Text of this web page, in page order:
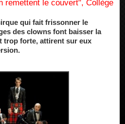
remettent le couvert", Collège
qui fait frissonner le
des clowns font baisser la
trop forte, attirent sur eux